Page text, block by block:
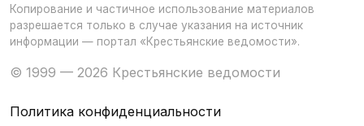
Копирование и частичное использование материалов
разрешается только в случае указания на источник
информации — портал «Крестьянские ведомости».
© 1999 — 2026 Крестьянские ведомости
Политика конфиденциальности